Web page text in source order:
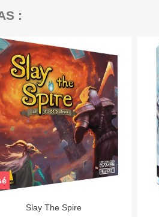
:
Aperçu rapide
Slay The Spire